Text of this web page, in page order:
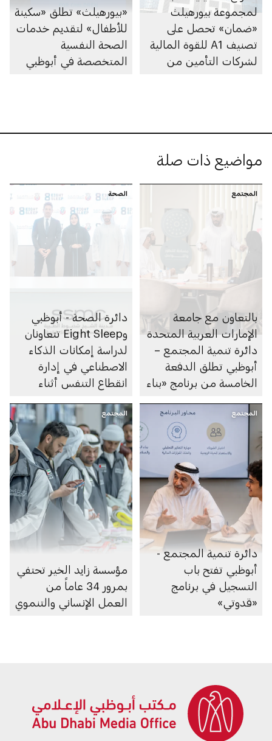
لمجموعة بيورهيلث
«ضمان» تحصل على
تصنيف A1 للقوة المالية
لشركات التأمين من
«بيورهيلث» تطلق «سكينة
للأطفال» لتقديم خدمات
الصحة النفسية
المتخصصة في أبوظبي
مواضيع ذات صلة
المجتمع
بالتعاون مع جامعة
الإمارات العربية المتحدة
دائرة تنمية المجتمع –
أبوظبي تطلق الدفعة
الخامسة من برنامج «بناء
الاجتماعية
الصحة
دائرة الصحة - أبوظبي
وEight Sleep تتعاونان
لدراسة إمكانات الذكاء
الاصطناعي في إدارة
انقطاع التنفس أثناء
المجتمع
دائرة تنمية المجتمع -
أبوظبي تفتح باب
التسجيل في برنامج
«قدوتي»
المجتمع
مؤسسة زايد الخير تحتفي
بمرور 34 عاماً من
العمل الإنساني والتنموي